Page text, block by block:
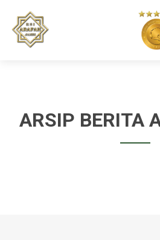
ARSIP BERITA